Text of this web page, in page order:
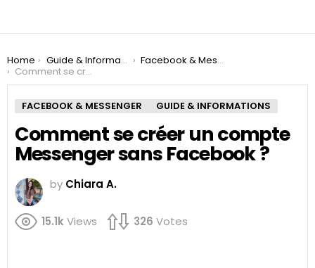
You are here:
Home Guide & Informations
Facebook & Messenger
Comment se créer un compte Messenger sans Facebook ?
FACEBOOK & MESSENGER GUIDE & INFORMATIONS
Comment se créer un compte
Messenger sans Facebook ?
by Chiara A.
15.1kViews 326 Votes